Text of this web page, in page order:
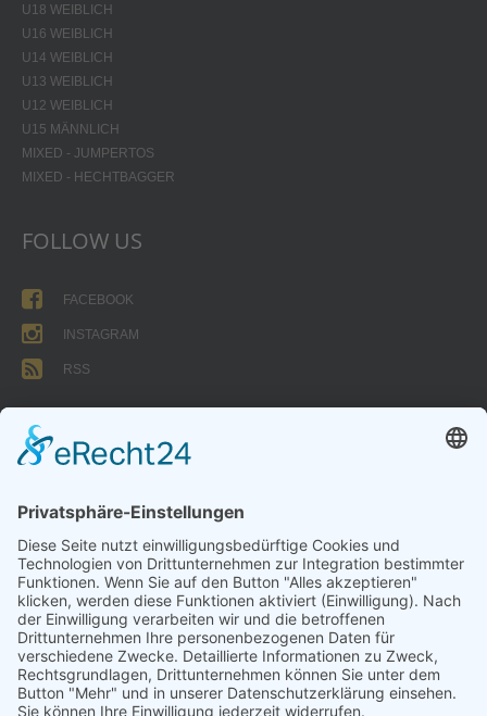
U18 WEIBLICH
U16 WEIBLICH
U14 WEIBLICH
U13 WEIBLICH
U12 WEIBLICH
U15 MÄNNLICH
MIXED - JUMPERTOS
MIXED - HECHTBAGGER
FOLLOW US
FACEBOOK
INSTAGRAM
RSS
FORMULARE
Abteilungsbeitrag aktive Spieler:
Jugendliche unter 18: 25 EUR
Erwachsene: 50 EUR
UMMELDEANTRAG
ÜBUNGSLEITERZUWENDUNGEN
INTERNE DOKUMENTE